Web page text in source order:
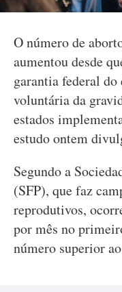
O número de
aumentou desde
garantia federal
voluntária da
estados
estudo ontem
Segundo a
(SFP), que faz
reprodutivos,
por mês no
número superior